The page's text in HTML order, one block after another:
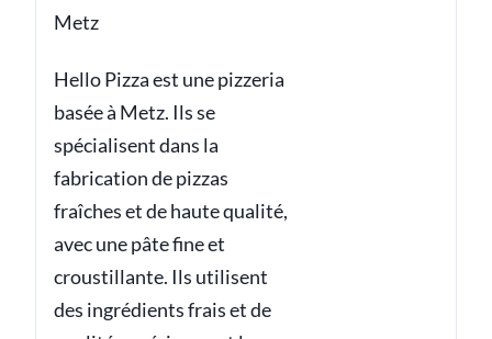
Metz
Hello Pizza est une pizzeria
basée à Metz. Ils se
spécialisent dans la
fabrication de pizzas
fraîches et de haute qualité,
avec une pâte fine et
croustillante. Ils utilisent
des ingrédients frais et de